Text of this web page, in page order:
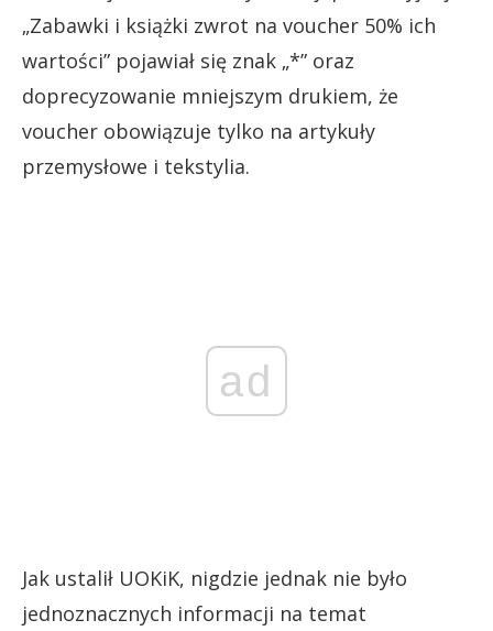
„Zabawki i książki zwrot na voucher 50% ich
wartości” pojawiał się znak „*” oraz
doprecyzowanie mniejszym drukiem, że
voucher obowiązuje tylko na artykuły
przemysłowe i tekstylia.
ad
Jak ustalił UOKiK, nigdzie jednak nie było
jednoznacznych informacji na temat